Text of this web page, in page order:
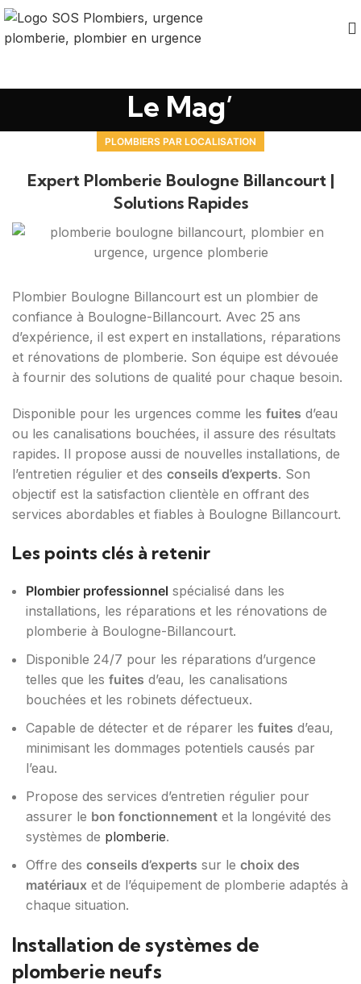
Le Mag’
PLOMBIERS PAR LOCALISATION
Expert Plomberie Boulogne Billancourt |
Solutions Rapides
Plombier Boulogne Billancourt est un plombier de
confiance à Boulogne-Billancourt. Avec 25 ans
d’expérience, il est expert en installations, réparations
et rénovations de plomberie. Son équipe est dévouée
à fournir des solutions de qualité pour chaque besoin.
Disponible pour les urgences comme les fuites d’eau
ou les canalisations bouchées, il assure des résultats
rapides. Il propose aussi de nouvelles installations, de
l’entretien régulier et des conseils d’experts. Son
objectif est la satisfaction clientèle en offrant des
services abordables et fiables à Boulogne Billancourt.
Les points clés à retenir
Plombier professionnel spécialisé dans les
installations, les réparations et les rénovations de
plomberie à Boulogne-Billancourt.
Disponible 24/7 pour les réparations d’urgence
telles que les fuites d’eau, les canalisations
bouchées et les robinets défectueux.
Capable de détecter et de réparer les fuites d’eau,
minimisant les dommages potentiels causés par
l’eau.
Propose des services d’entretien régulier pour
assurer le bon fonctionnement et la longévité des
systèmes de plomberie.
Offre des conseils d’experts sur le choix des
matériaux et de l’équipement de plomberie adaptés à
chaque situation.
Installation de systèmes de
plomberie neufs